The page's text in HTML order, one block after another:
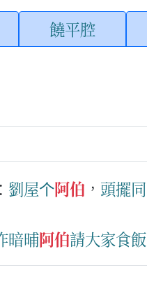
饒平腔
劉屋个阿伯 ， 頭擺同
暗晡阿伯請大家食飯